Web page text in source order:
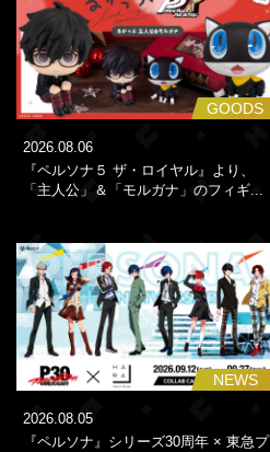
GOODS
2026.08.06
『ペルソナ５ ザ・ロイヤル』より、
「主人公」＆「モルガナ」のフィギ...
NEWS
2026.08.05
『ペルソナ』シリーズ30周年 × 東急プ